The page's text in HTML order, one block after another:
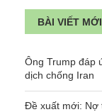
BÀI VIẾT MỚI
Ông Trump đáp
dịch chống Iran
Đề xuất mới: Nợ